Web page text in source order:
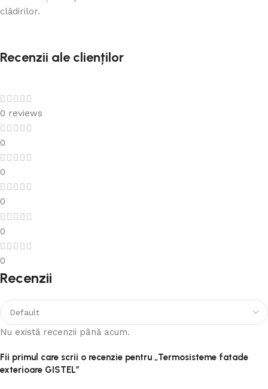
clădirilor.
Recenzii ale clienților
0 reviews
0
0
0
0
0
Recenzii
Nu există recenzii până acum.
Fii primul care scrii o recenzie pentru „Termosisteme fatade
exterioare GISTEL”